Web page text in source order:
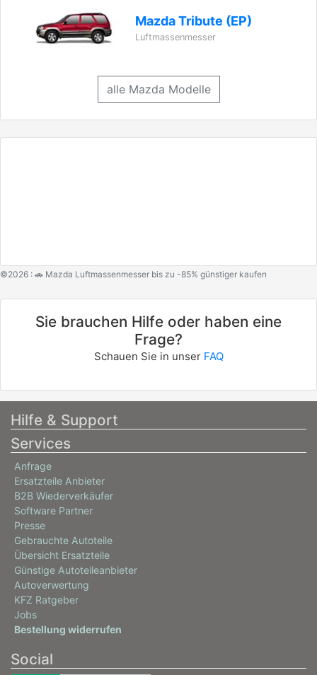
Mazda Tribute (EP)
Luftmassenmesser
alle Mazda Modelle
©2026 : 🚗 Mazda Luftmassenmesser bis zu -85% günstiger kaufen
Sie brauchen Hilfe oder haben eine
Frage?
Schauen Sie in unser FAQ
Hilfe & Support
Services
Anfrage
Ersatzteile Anbieter
B2B Wiederverkäufer
Software Partner
Presse
Gebrauchte Autoteile
Übersicht Ersatzteile
Günstige Autoteileanbieter
Autoverwertung
KFZ Ratgeber
Jobs
Bestellung widerrufen
Social